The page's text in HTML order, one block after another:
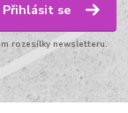
Přihlásit se
rozesílky newsletteru.